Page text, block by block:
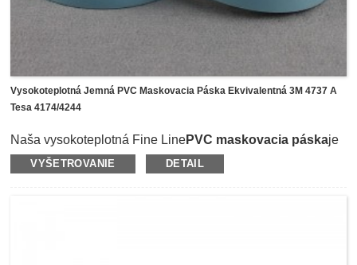
Vysokoteplotná Jemná PVC Maskovacia Páska Ekvivalentná 3M 4737 A
Tesa 4174/4244
Naša vysokoteplotná Fine LinePVC maskovacia páskaje
ekvivalentná k 3M 4737, Tesa 4174 a Tesa 4244, ktorá je
špeciálne navrhnutá pre široké krivky a rovné čiary na
VYŠETROVANIE DETAIL